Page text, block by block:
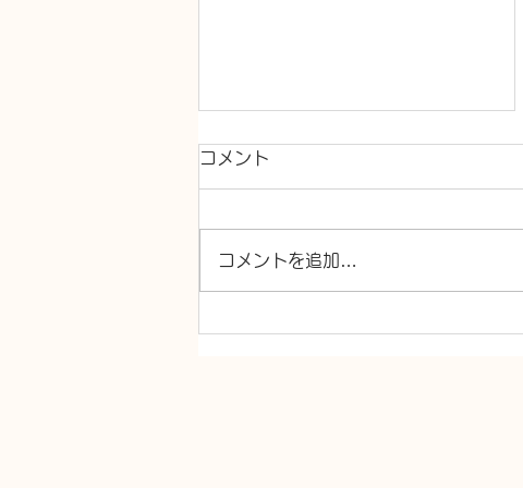
コメント
コメントを追加…